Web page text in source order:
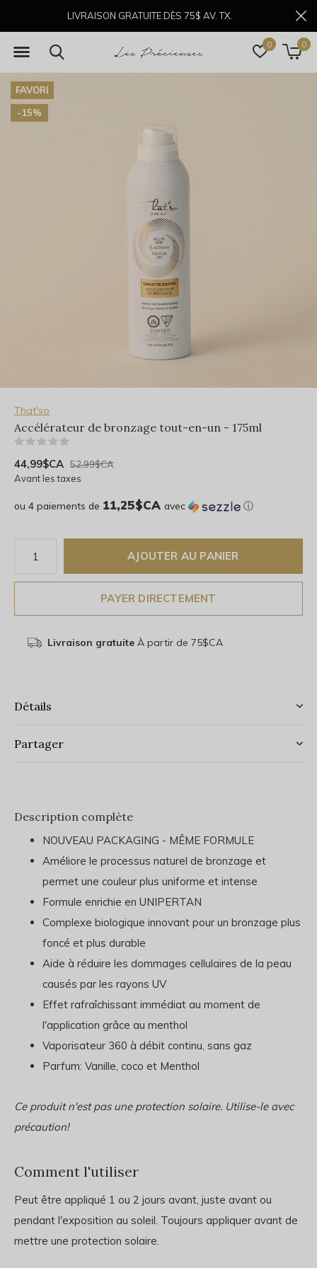
0 0
LIVRAISON GRATUITE DÈS 75$ AV. TX.
FAVORI
-15%
That'so
Accélérateur de bronzage tout-en-un - 175ml
44,99$CA 52,99$CA
Avant les taxes
ou 4 paiements de 11,25$CA avec ⓘ
AJOUTER AU PANIER
PAYER DIRECTEMENT
Livraison gratuiteÀ partir de 75$CA
Détails
Partager
Description complète
NOUVEAU PACKAGING - MÊME FORMULE
Améliore le processus naturel de bronzage et
permet une couleur plus uniforme et intense
Formule enrichie en UNIPERTAN
Complexe biologique innovant pour un bronzage plus
foncé et plus durable
Aide à réduire les dommages cellulaires de la peau
causés par les rayons UV
Effet rafraîchissant immédiat au moment de
l'application grâce au menthol
Vaporisateur 360 à débit continu, sans gaz
Parfum: Vanille, coco et Menthol
Ce produit n'est pas une protection solaire. Utilise-le avec
précaution!
Comment l'utiliser
Peut être appliqué 1 ou 2 jours avant, juste avant ou
pendant l'exposition au soleil. Toujours appliquer avant de
mettre une protection solaire.